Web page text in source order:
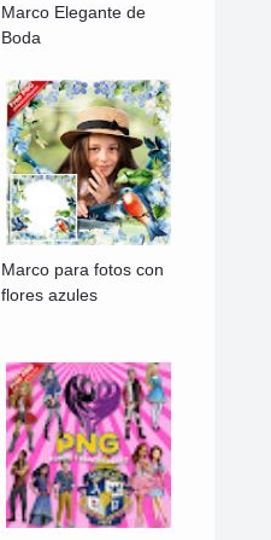
Marco Elegante de
Boda
Marco para fotos con
flores azules